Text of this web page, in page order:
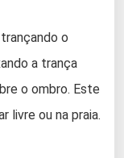
o
a trança
o ombro. Este
livre ou na praia.